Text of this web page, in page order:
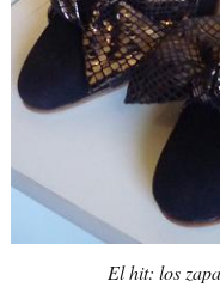
El hit: los